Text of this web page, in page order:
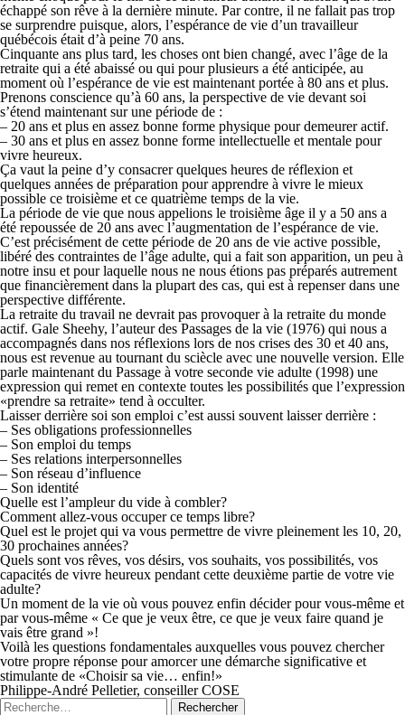
échappé son rêve à la dernière minute. Par contre, il ne fallait pas trop
se surprendre puisque, alors, l’espérance de vie d’un travailleur
québécois était d’à peine 70 ans.
Cinquante ans plus tard, les choses ont bien changé, avec l’âge de la
retraite qui a été abaissé ou qui pour plusieurs a été anticipée, au
moment où l’espérance de vie est maintenant portée à 80 ans et plus.
Prenons conscience qu’à 60 ans, la perspective de vie devant soi
s’étend maintenant sur une période de :
– 20 ans et plus en assez bonne forme physique pour demeurer actif.
– 30 ans et plus en assez bonne forme intellectuelle et mentale pour
vivre heureux.
Ça vaut la peine d’y consacrer quelques heures de réflexion et
quelques années de préparation pour apprendre à vivre le mieux
possible ce troisième et ce quatrième temps de la vie.
La période de vie que nous appelions le troisième âge il y a 50 ans a
été repoussée de 20 ans avec l’augmentation de l’espérance de vie.
C’est précisément de cette période de 20 ans de vie active possible,
libéré des contraintes de l’âge adulte, qui a fait son apparition, un peu à
notre insu et pour laquelle nous ne nous étions pas préparés autrement
que financièrement dans la plupart des cas, qui est à repenser dans une
perspective différente.
La retraite du travail ne devrait pas provoquer à la retraite du monde
actif. Gale Sheehy, l’auteur des Passages de la vie (1976) qui nous a
accompagnés dans nos réflexions lors de nos crises des 30 et 40 ans,
nous est revenue au tournant du sciècle avec une nouvelle version. Elle
parle maintenant du Passage à votre seconde vie adulte (1998) une
expression qui remet en contexte toutes les possibilités que l’expression
«prendre sa retraite» tend à occulter.
Laisser derrière soi son emploi c’est aussi souvent laisser derrière :
– Ses obligations professionnelles
– Son emploi du temps
– Ses relations interpersonnelles
– Son réseau d’influence
– Son identité
Quelle est l’ampleur du vide à combler?
Comment allez-vous occuper ce temps libre?
Quel est le projet qui va vous permettre de vivre pleinement les 10, 20,
30 prochaines années?
Quels sont vos rêves, vos désirs, vos souhaits, vos possibilités, vos
capacités de vivre heureux pendant cette deuxième partie de votre vie
adulte?
Un moment de la vie où vous pouvez enfin décider pour vous-même et
par vous-même « Ce que je veux être, ce que je veux faire quand je
vais être grand »!
Voilà les questions fondamentales auxquelles vous pouvez chercher
votre propre réponse pour amorcer une démarche significative et
stimulante de «Choisir sa vie… enfin!»
Philippe-André Pelletier, conseiller COSE